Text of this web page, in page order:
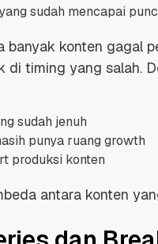
sudah mencapai
banyak konten gagal
di timing yang salah.
sudah jenuh
punya ruang growth
produksi konten
antara konten